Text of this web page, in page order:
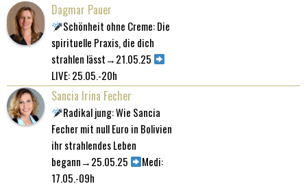
Dagmar Pauer
Schönheit ohne Creme: Die
spirituelle Praxis, die dich
strahlen lässt→21.05.25
LIVE: 25.05.-20h
Sancia Irina Fecher
Radikal jung: Wie Sancia
Fecher mit null Euro in Bolivien
ihr strahlendes Leben
begann→25.05.25
Medi:
17.05.-09h